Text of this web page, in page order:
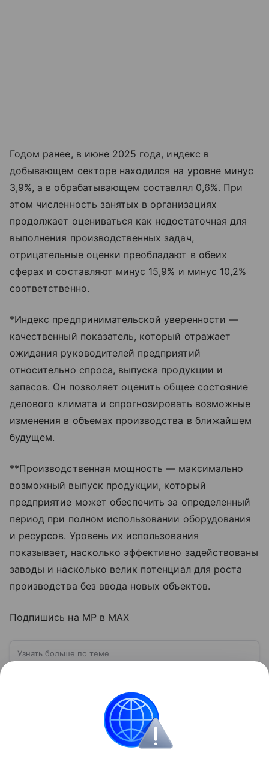
Годом ранее, в июне 2025 года, индекс в
добывающем секторе находился на уровне минус
3,9%, а в обрабатывающем составлял 0,6%. При
этом численность занятых в организациях
продолжает оцениваться как недостаточная для
выполнения производственных задач,
отрицательные оценки преобладают в обеих
сферах и составляют минус 15,9% и минус 10,2%
соответственно.
*Индекс предпринимательской уверенности —
качественный показатель, который отражает
ожидания руководителей предприятий
относительно спроса, выпуска продукции и
запасов. Он позволяет оценить общее состояние
делового климата и спрогнозировать возможные
изменения в объемах производства в ближайшем
будущем.
**Производственная мощность — максимально
возможный выпуск продукции, который
предприятие может обеспечить за определенный
период при полном использовании оборудования
и ресурсов. Уровень их использования
показывает, насколько эффективно задействованы
заводы и насколько велик потенциал для роста
производства без ввода новых объектов.
Подпишись на MP в MAX
Узнать больше по теме
В статье расскажем о преимуществах и недостатках
малого бизнеса, доступных мерах поддержки, а
также о перспективных отраслях в 2026 году.